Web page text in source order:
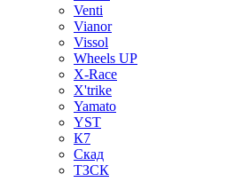
Venti
Vianor
Vissol
Wheels UP
X-Race
X'trike
Yamato
YST
К7
Скад
ТЗСК